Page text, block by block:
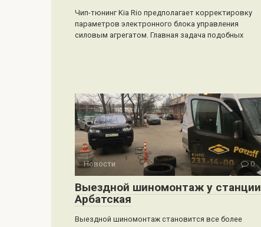
Чип-тюнинг Kia Rio предполагает корректировку
параметров электронного блока управления
силовым агрегатом. Главная задача подобных
Новости 0
Выездной шиномонтаж у станции
Арбатская
Выездной шиномонтаж становится все более